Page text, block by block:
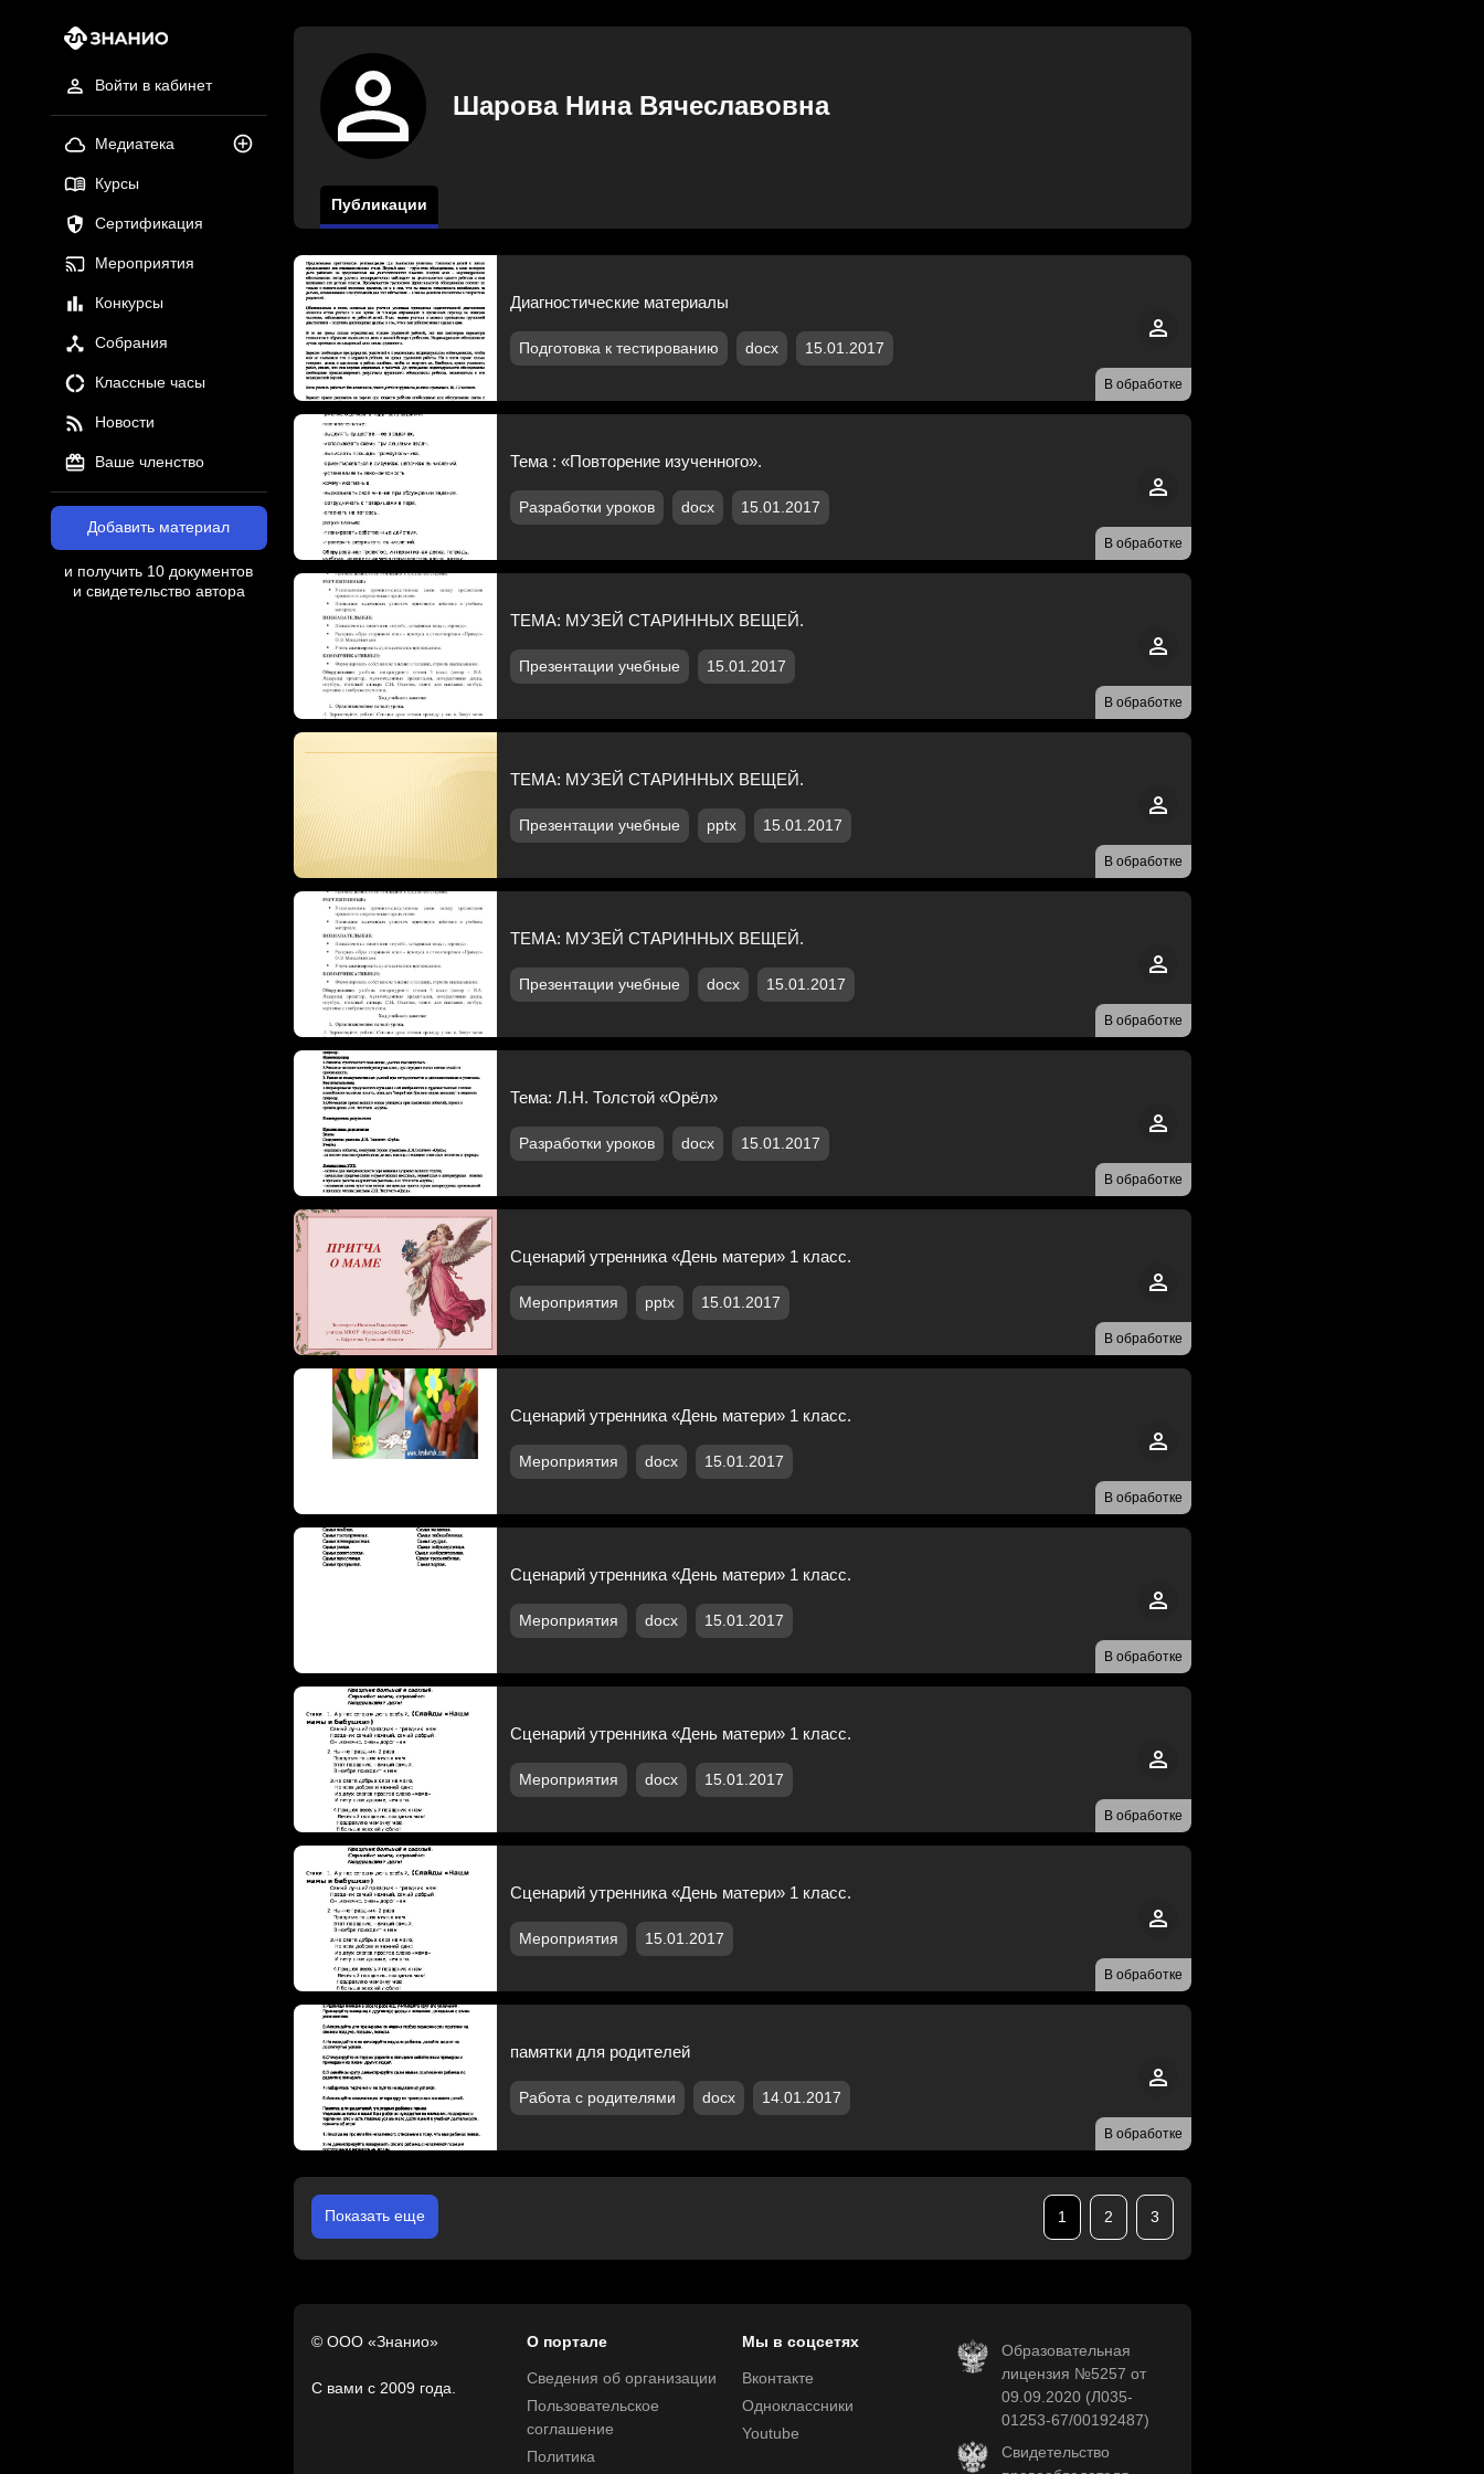
Войти в кабинет
Медиатека
Курсы
Сертификация
Мероприятия
Конкурсы
Собрания
Классные часы
Новости
Ваше членство
Добавить материал
и получить 10 документов
и свидетельство автора
Шарова Нина Вячеславовна
Публикации
В обработке
Диагностические материалы
Подготовка к тестированию docx 15.01.2017
В обработке
Тема : «Повторение изученного».
Разработки уроков docx 15.01.2017
В обработке
ТЕМА: МУЗЕЙ СТАРИННЫХ ВЕЩЕЙ.
Презентации учебные 15.01.2017
В обработке
ТЕМА: МУЗЕЙ СТАРИННЫХ ВЕЩЕЙ.
Презентации учебные pptx 15.01.2017
В обработке
ТЕМА: МУЗЕЙ СТАРИННЫХ ВЕЩЕЙ.
Презентации учебные docx 15.01.2017
В обработке
Тема: Л.Н. Толстой «Орёл»
Разработки уроков docx 15.01.2017
В обработке
Сценарий утренника «День матери» 1 класс.
Мероприятия pptx 15.01.2017
В обработке
Сценарий утренника «День матери» 1 класс.
Мероприятия docx 15.01.2017
В обработке
Сценарий утренника «День матери» 1 класс.
Мероприятия docx 15.01.2017
В обработке
Сценарий утренника «День матери» 1 класс.
Мероприятия docx 15.01.2017
В обработке
Сценарий утренника «День матери» 1 класс.
Мероприятия 15.01.2017
В обработке
памятки для родителей
Работа с родителями docx 14.01.2017
Показать еще 1 2 3
© ООО «Знанио»
С вами с 2009 года.
О портале
Сведения об организации
Пользовательское
соглашение
Политика
Мы в соцсетях
Вконтакте
Одноклассники
Youtube
Образовательная
лицензия №5257 от
09.09.2020 (Л035-
01253-67/00192487)
Свидетельство